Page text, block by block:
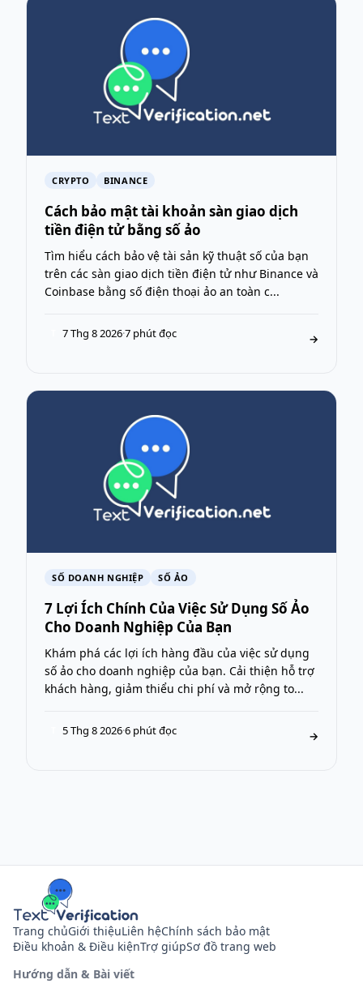
CRYPTO BINANCE
Cách bảo mật tài khoản sàn giao dịch
tiền điện tử bằng số ảo
Tìm hiểu cách bảo vệ tài sản kỹ thuật số của bạn
trên các sàn giao dịch tiền điện tử như Binance và
Coinbase bằng số điện thoại ảo an toàn c...
7 Thg 8 2026·7 phút đọc →
SỐ DOANH NGHIỆP SỐ ẢO
7 Lợi Ích Chính Của Việc Sử Dụng Số Ảo
Cho Doanh Nghiệp Của Bạn
Khám phá các lợi ích hàng đầu của việc sử dụng
số ảo cho doanh nghiệp của bạn. Cải thiện hỗ trợ
khách hàng, giảm thiểu chi phí và mở rộng to...
5 Thg 8 2026·6 phút đọc →
Trang chủGiới thiệuLiên hệChính sách bảo mật
Điều khoản & Điều kiệnTrợ giúpSơ đồ trang web
Hướng dẫn & Bài viết